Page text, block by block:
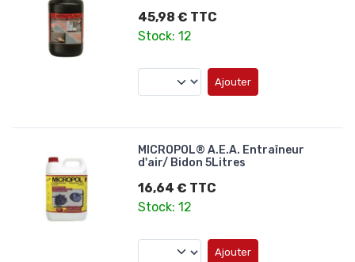
45,98 € TTC
Stock: 12
Ajouter
MICROPOL® A.E.A. Entraîneur
d'air/ Bidon 5Litres
16,64 € TTC
Stock: 12
Ajouter